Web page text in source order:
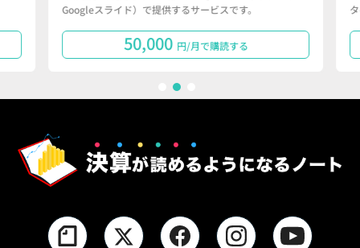
Googleスライド）で提供するサービスです。
50,000 円/月で購読する